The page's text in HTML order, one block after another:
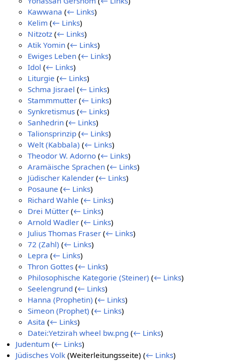
Kawwana (← Links)
Kelim (← Links)
Nitzotz (← Links)
Atik Yomin (← Links)
Ewiges Leben (← Links)
Idol (← Links)
Liturgie (← Links)
Schma Jisrael (← Links)
Stammmutter (← Links)
Synkretismus (← Links)
Sanhedrin (← Links)
Talionsprinzip (← Links)
Welt (Kabbala) (← Links)
Theodor W. Adorno (← Links)
Aramäische Sprachen (← Links)
Jüdischer Kalender (← Links)
Posaune (← Links)
Richard Wahle (← Links)
Drei Mütter (← Links)
Arnold Wadler (← Links)
Julius Thomas Fraser (← Links)
72 (Zahl) (← Links)
Lepra (← Links)
Thron Gottes (← Links)
Philosophische Kategorie (Steiner) (← Links)
Seelengrund (← Links)
Hanna (Prophetin) (← Links)
Simeon (Prophet) (← Links)
Asita (← Links)
Datei:Yetzirah wheel bw.png (← Links)
Judentum (← Links)
Jüdisches Volk (Weiterleitungsseite)(← Links)